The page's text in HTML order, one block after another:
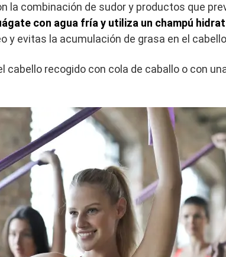
la combinación de sudor y productos que
con agua fría y utiliza un champú
y evitas la acumulación de grasa en el
cabello recogido con cola de caballo o con